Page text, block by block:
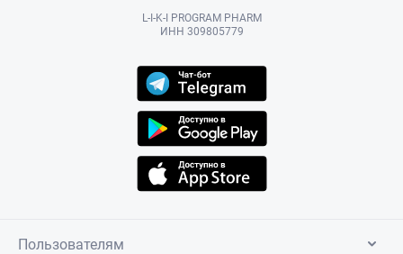
L-I-K-I PROGRAM PHARM
ИНН 309805779
Пользователям